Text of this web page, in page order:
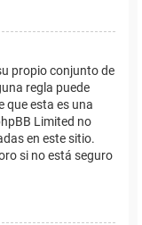
propio conjunto de
regla puede
que esta es una
Limited no
en este sitio.
si no está seguro